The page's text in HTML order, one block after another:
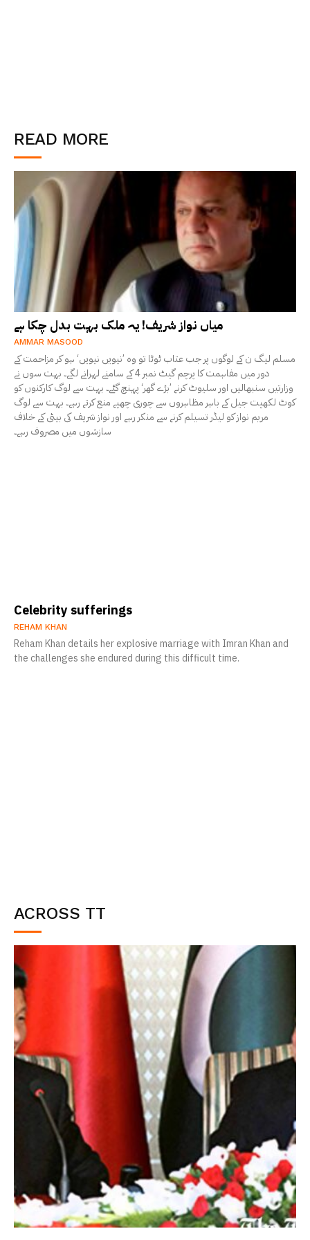
ACROSS TT
READ MORE
میاں نواز شریف! یہ ملک بہت بدل چکا ہے
AMMAR MASOOD
مسلم لیگ ن کے لوگوں پر جب عتاب ٹوٹا تو وہ ’نیویں نیویں‘ ہو کر مزاحمت کے
دور میں مفاہمت کا پرچم گیٹ نمبر 4 کے سامنے لہرانے لگے۔ بہت سوں نے
وزارتیں سنبھالیں اور سلیوٹ کرنے ’بڑے گھر‘ پہنچ گئے۔ بہت سے لوگ کارکنوں کو
کوٹ لکھپت جیل کے باہر مظاہروں سے چوری چھپے منع کرتے رہے۔ بہت سے لوگ
مریم نواز کو لیڈر تسیلم کرنے سے منکر رہے اور نواز شریف کی بیٹی کے خلاف
سازشوں میں مصروف رہے۔
Celebrity sufferings
REHAM KHAN
Reham Khan details her explosive marriage with Imran Khan and
the challenges she endured during this difficult time.